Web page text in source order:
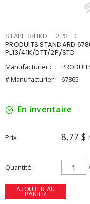
STAPL1341KDTT2PSTD
PRODUITS STANDARD
PL13/41K/DTT/2P/STD
Manufacturier :
# Manufacturier : 67865
En inventaire
Prix 8,77 $
Quantité
AJOUTER AU
PANIER